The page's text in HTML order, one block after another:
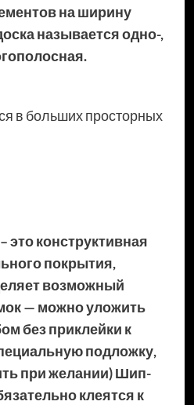
на ширину
называется одно-,
в больших просторных
конструктивная
покрытия,
возможный
— можно уложить
без приклейки к
подложку,
при желании) Шип-
клеятся к